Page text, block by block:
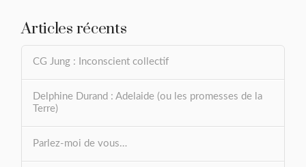
Articles récents
CG Jung : Inconscient collectif
Delphine Durand : Adelaide (ou les promesses de la
Terre)
Parlez-moi de vous…